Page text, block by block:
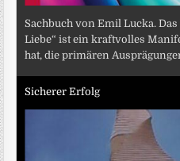
Sachbuch von Emil Lucka.
Liebe“ ist ein kraftvolles
hat, die primären
Sicherer Erfolg